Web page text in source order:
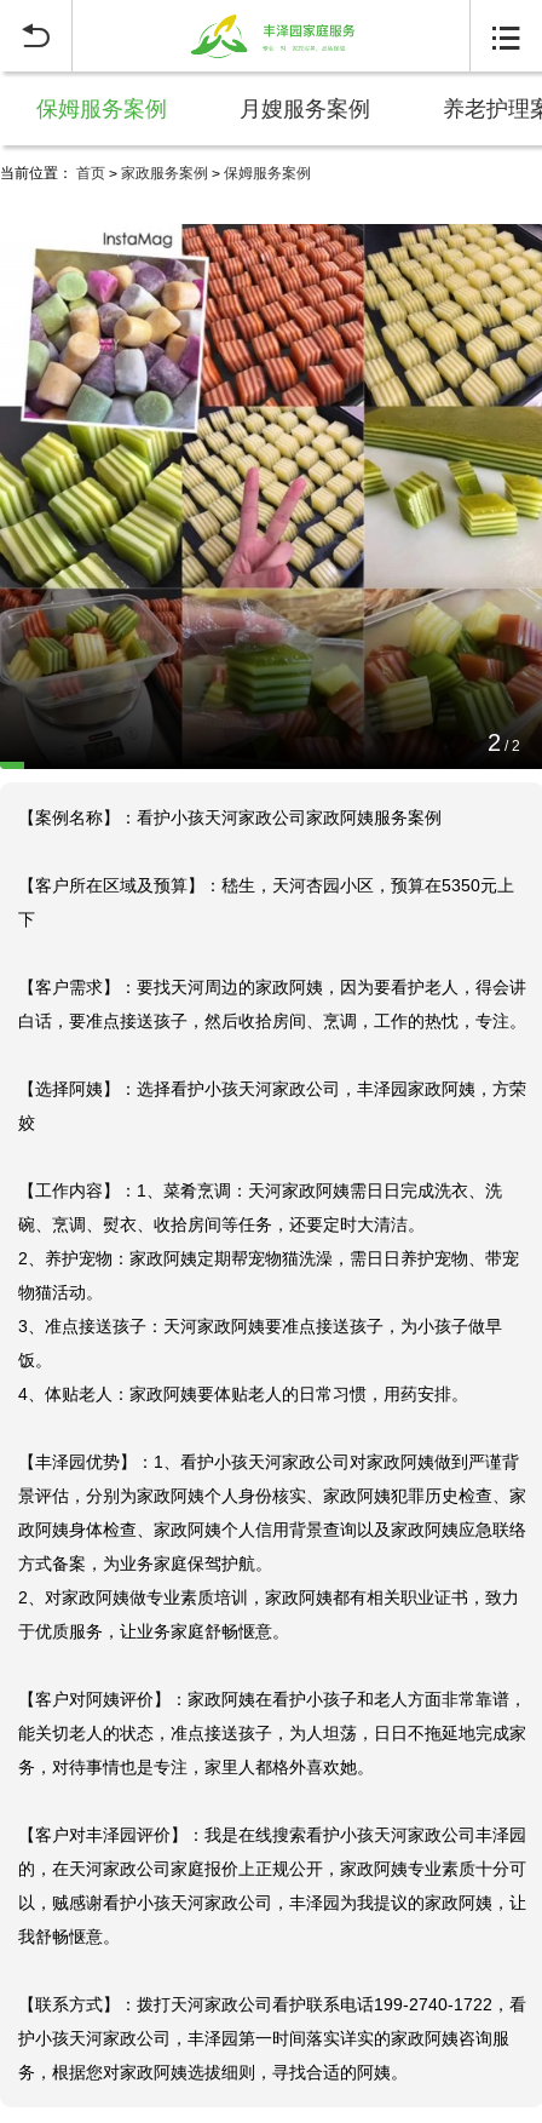
 
保姆服务案例 月嫂服务案例 养老护理
当前位置： 首页 > 家政服务案例 > 保姆服务案例
1 /2
看护小孩天河家政公司家政阿姨服务案例
2024-12-08 17:02:20
【案例名称】：看护小孩天河家政公司家政阿姨服务案例
【案例名称】：看护小孩天河家政公司家政阿姨服务案例
【客户所在区域及预算】：嵇生，天河杏园小区，预算在5350元上
下
【客户需求】：要找天河周边的家政阿姨，因为要看护老人，得会讲
白话，要准点接送孩子，然后收拾房间、烹调，工作的热忱，专注。
【选择阿姨】：选择看护小孩天河家政公司，丰泽园家政阿姨，方荣
姣
【工作内容】：1、菜肴烹调：天河家政阿姨需日日完成洗衣、洗
碗、烹调、熨衣、收拾房间等任务，还要定时大清洁。
2、养护宠物：家政阿姨定期帮宠物猫洗澡，需日日养护宠物、带宠
物猫活动。
3、准点接送孩子：天河家政阿姨要准点接送孩子，为小孩子做早
饭。
4、体贴老人：家政阿姨要体贴老人的日常习惯，用药安排。
【丰泽园优势】：1、看护小孩天河家政公司对家政阿姨做到严谨背
景评估，分别为家政阿姨个人身份核实、家政阿姨犯罪历史检查、家
政阿姨身体检查、家政阿姨个人信用背景查询以及家政阿姨应急联络
方式备案，为业务家庭保驾护航。
2、对家政阿姨做专业素质培训，家政阿姨都有相关职业证书，致力
于优质服务，让业务家庭舒畅惬意。
【客户对阿姨评价】：家政阿姨在看护小孩子和老人方面非常靠谱，
能关切老人的状态，准点接送孩子，为人坦荡，日日不拖延地完成家
务，对待事情也是专注，家里人都格外喜欢她。
【客户对丰泽园评价】：我是在线搜索看护小孩天河家政公司丰泽园
的，在天河家政公司家庭报价上正规公开，家政阿姨专业素质十分可
以，贼感谢看护小孩天河家政公司，丰泽园为我提议的家政阿姨，让
我舒畅惬意。
【联系方式】：拨打天河家政公司看护联系电话199-2740-1722，看
护小孩天河家政公司，丰泽园第一时间落实详实的家政阿姨咨询服
务，根据您对家政阿姨选拔细则，寻找合适的阿姨。